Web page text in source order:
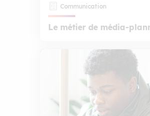
Communication
Le métier de média-